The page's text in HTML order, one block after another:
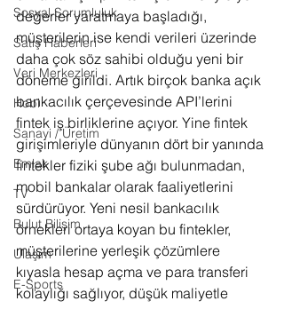
Sosyal Sorumluluk
Satış Haberleri
Veri Merkezleri
Hobi
Sanayi / Üretim
Emlak
TV
Bulut Bilişim
Ulaşım
E-Sports
değerler yaratmaya başladığı,
müşterilerin ise kendi verileri üzerinde
daha çok söz sahibi olduğu yeni bir
döneme girildi. Artık birçok banka açık
bankacılık çerçevesinde API’lerini
fintek iş birliklerine açıyor. Yine fintek
girişimleriyle dünyanın dört bir yanında
fintekler fiziki şube ağı bulunmadan,
mobil bankalar olarak faaliyetlerini
sürdürüyor. Yeni nesil bankacılık
örnekleri ortaya koyan bu fintekler,
müşterilerine yerleşik çözümlere
kıyasla hesap açma ve para transferi
kolaylığı sağlıyor, düşük maliyetle